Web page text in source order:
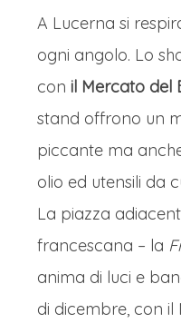
perderti la
gotici più
Ammira la
permette, sali
panoramica
“Place de la
mercatino di
prodotti
chaud (vin
A Lucerna si
ogni angolo. Lo
con il Mercato del
stand offrono un
piccante ma
olio ed utensili da
La piazza
francescana – la
anima di luci e
di dicembre, con il